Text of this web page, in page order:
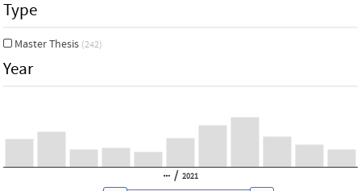
Type
Master Thesis (242)
Year
/ 2021